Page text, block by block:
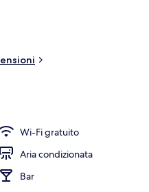
pubblici nelle vicinanze:
e Stazione metro di
Wi-Fi gratuito
Aria condizionata
Bar